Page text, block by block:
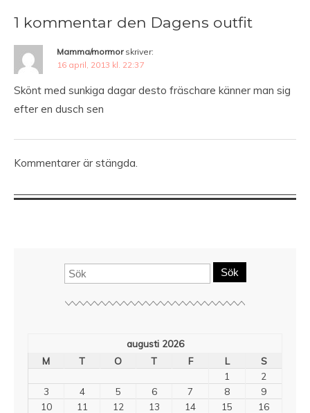
1 kommentar den Dagens outfit
Mamma/mormor skriver:
16 april, 2013 kl. 22:37
Skönt med sunkiga dagar desto fräschare känner man sig
efter en dusch sen
Kommentarer är stängda.
Sök
augusti 2026
M
T O T F L
S
1
2
3
4 5 6 7 8
9
10
11 12 13 14 15
16